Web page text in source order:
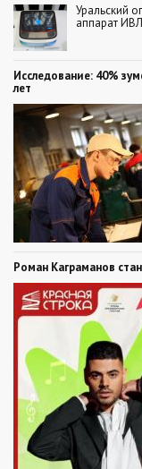
Уральский
аппарат
Исследование: 40%
лет
Роман Каграманов